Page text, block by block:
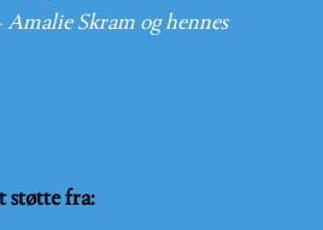
Amalie Skram og hennes
støtte fra: